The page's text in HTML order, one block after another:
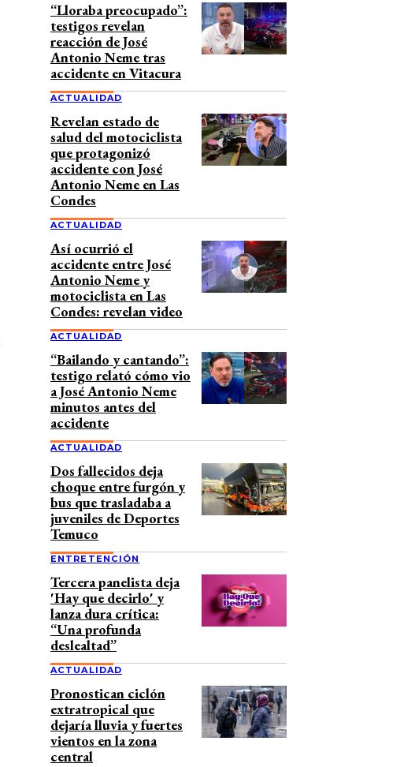
“Lloraba preocupado”:
testigos revelan
reacción de José
Antonio Neme tras
accidente en Vitacura
ACTUALIDAD
Revelan estado de
salud del motociclista
que protagonizó
accidente con José
Antonio Neme en Las
Condes
ACTUALIDAD
Así ocurrió el
accidente entre José
Antonio Neme y
motociclista en Las
Condes: revelan video
ACTUALIDAD
“Bailando y cantando”:
testigo relató cómo vio
a José Antonio Neme
minutos antes del
accidente
ACTUALIDAD
Dos fallecidos deja
choque entre furgón y
bus que trasladaba a
juveniles de Deportes
Temuco
ENTRETENCIÓN
Tercera panelista deja
'Hay que decirlo' y
lanza dura crítica:
“Una profunda
deslealtad”
ACTUALIDAD
Pronostican ciclón
extratropical que
dejaría lluvia y fuertes
vientos en la zona
central